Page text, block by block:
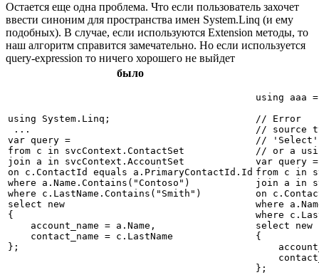
Остается еще одна проблема. Что если пользователь захочет
ввести синоним для пространства имен System.Linq (и ему
подобных). В случае, если используются Extension методы, то
наш алгоритм справится замечательно. Но если используется
query-expression то ничего хорошего не выйдет
было
using System.Linq;
...
var query =
from c in svcContext.ContactSet
join a in svcContext.AccountSet
on c.ContactId equals a.PrimaryContactId.Id
where a.Name.Contains("Contoso")
where c.LastName.Contains("Smith")
select new
{
    account_name = a.Name,
    contact_name = c.LastName
};
using aaa
// Error	Could not find an implementation of the query pattern for
// source
// 'Select'
// or a
var query
from c in
join a in
on
where
where
select new
{
};